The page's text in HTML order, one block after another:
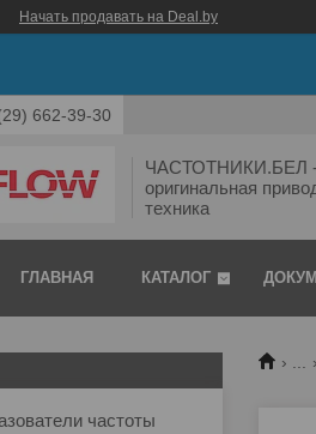
Начать продавать на Deal.by
662-39-30
ЧАСТОТНИКИ.БЕЛ
оригинальная
техника
ГЛАВНАЯ КАТАЛОГ
...
частоты